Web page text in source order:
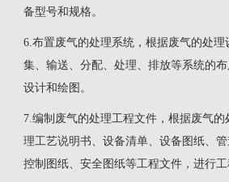
备型号和规格。
6.布置废气的处理系统，根据废气的处理
集、输送、分配、处理、排放等系统的
设计和绘图。
7.编制废气的处理工程文件，根据废气
理工艺说明书、设备清单、设备图纸、管
控制图纸、安全图纸等工程文件，进行工